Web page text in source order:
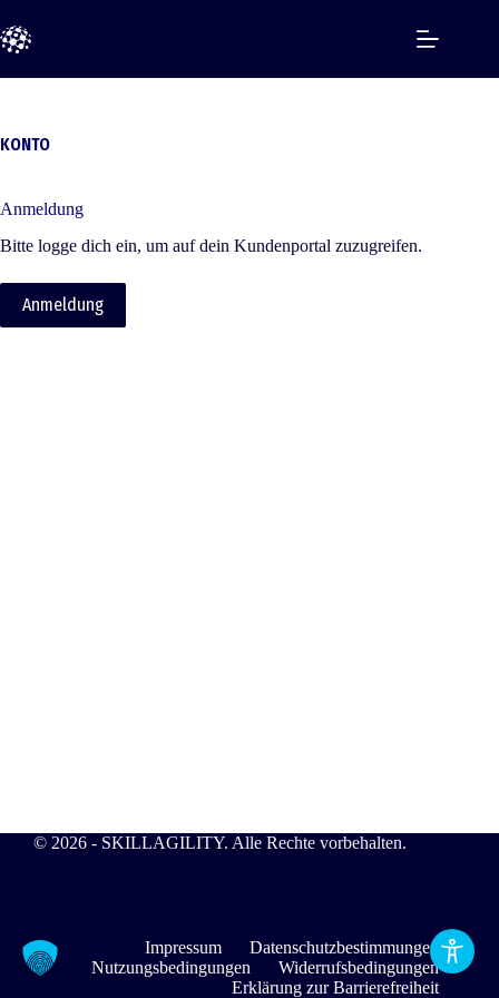
Inhalt
springen
KONTO
Anmeldung
Bitte logge dich ein, um auf dein Kundenportal zuzugreifen.
Anmeldung
© 2026 - SKILLAGILITY. Alle Rechte vorbehalten.
Impressum
Datenschutzbestimmungen
Nutzungsbedingungen
Widerrufsbedingungen
Erklärung zur Barrierefreiheit